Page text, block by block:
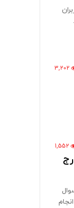
3,202
1,552